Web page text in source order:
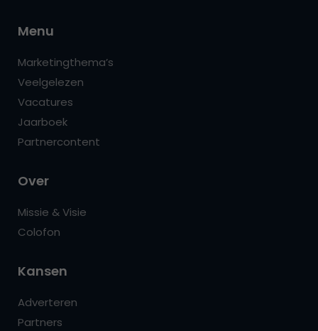
Menu
Marketingthema’s
Veelgelezen
Vacatures
Jaarboek
Partnercontent
Over
Missie & Visie
Colofon
Kansen
Adverteren
Partners